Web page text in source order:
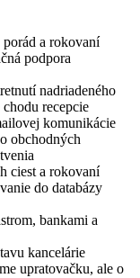
a rokovaní
podpora
nadriadeného
chodu recepcie
komunikácie
obchodných
ciest a rokovaní
do databázy
bankami a
kancelárie
upratovačku, ale o